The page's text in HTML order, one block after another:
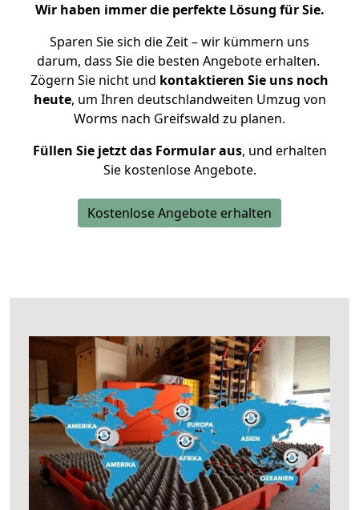
Wir haben immer die perfekte Lösung für Sie.
Sparen Sie sich die Zeit – wir kümmern uns
darum, dass Sie die besten Angebote erhalten.
Zögern Sie nicht und kontaktieren Sie uns noch
heute, um Ihren deutschlandweiten Umzug von
Worms nach Greifswald zu planen.
Füllen Sie jetzt das Formular aus, und erhalten
Sie kostenlose Angebote.
Kostenlose Angebote erhalten